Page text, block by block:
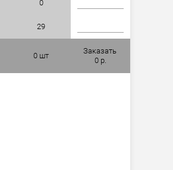
0
29
0 шт
Заказать
0 р.